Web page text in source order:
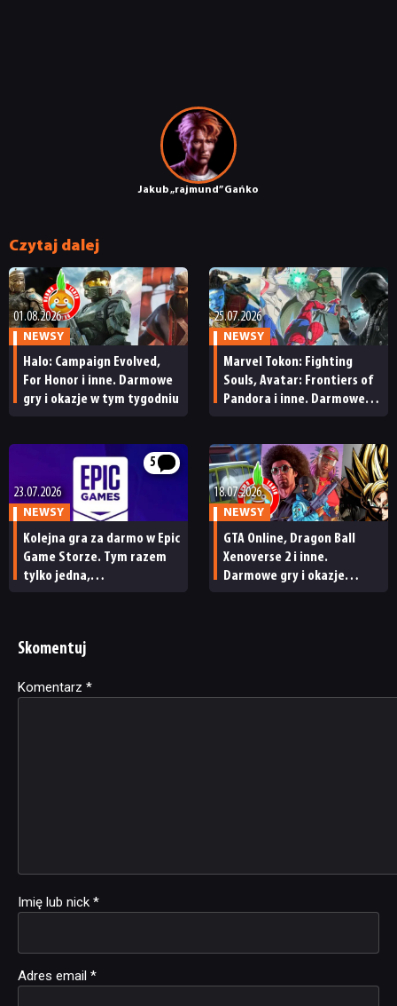
Jakub „rajmund” Gańko
Czytaj dalej
01.08.2026
NEWSY
Halo: Campaign Evolved,
For Honor i inne. Darmowe
gry i okazje w tym tygodniu
25.07.2026
NEWSY
Marvel Tokon: Fighting
Souls, Avatar: Frontiers of
Pandora i inne. Darmowe
5
23.07.2026
NEWSY
Kolejna gra za darmo w Epic
Game Storze. Tym razem
tylko jedna,
18.07.2026
NEWSY
GTA Online, Dragon Ball
Xenoverse 2 i inne.
Darmowe gry i okazje
Skomentuj
Komentarz *
Imię lub nick *
Adres email *
Alternative: